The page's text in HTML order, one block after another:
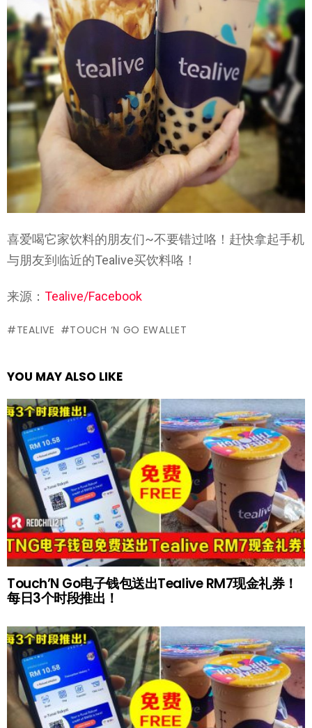
喜爱喝它家饮料的朋友们~不要错过咯！赶快拿起手机
与朋友到临近的Tealive买饮料咯！
来源： Tealive/Facebook
TEALIVE TOUCH ‘N GO EWALLET
YOU MAY ALSO LIKE
Touch’N Go电子钱包送出Tealive RM7现金礼券！
每日3个时段推出！